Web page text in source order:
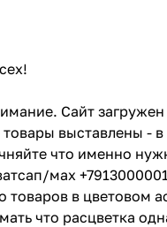
Сайт
товары выставлены -
что именно
мах
товаров в цветовом
что расцветка